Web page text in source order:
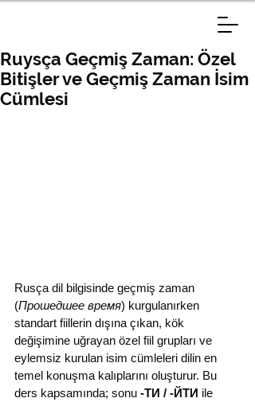
Ruysça Geçmiş Zaman: Özel
Bitişler ve Geçmiş Zaman İsim
Cümlesi
Rusça dil bilgisinde geçmiş zaman
(Прошедшее время) kurgulanırken
standart fiillerin dışına çıkan, kök
değişimine uğrayan özel fiil grupları ve
eylemsiz kurulan isim cümleleri dilin en
temel konuşma kalıplarını oluşturur. Bu
ders kapsamında; sonu -ТИ / -ЙТИ ile